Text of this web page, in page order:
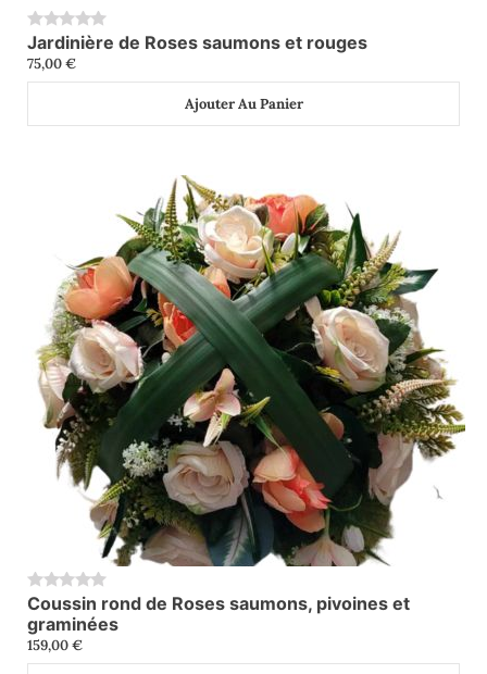
0
Jardinière de Roses saumons et rouges
75,00€
Ajouter Au Panier
0
Coussin rond de Roses saumons, pivoines et
graminées
159,00€